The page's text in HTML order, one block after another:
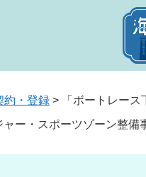
約・登録 > 「ボートレー
ャー・スポーツゾーン整